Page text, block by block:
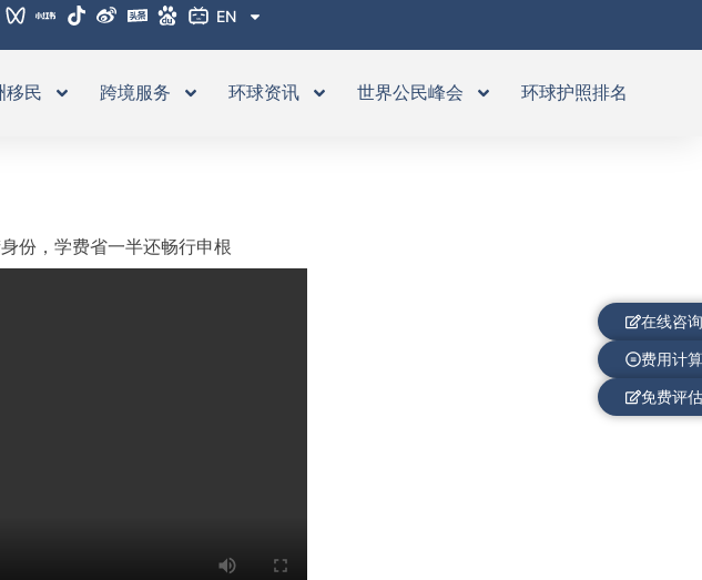
EN
移民 跨境服务 环球资讯 世界公民峰会 环球护照排名
份，学费省一半还畅行申根
在线咨询
费用计算
免费评估